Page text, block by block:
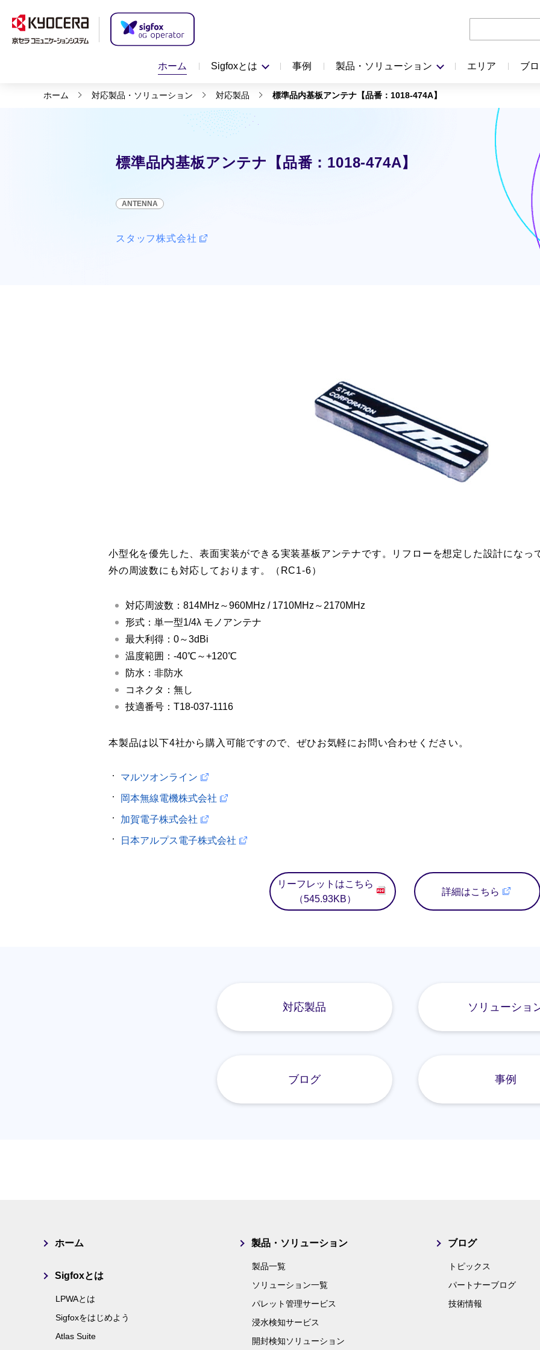
ホーム Sigfoxとは 事例 製品・ソリューション エリア ブ
ホーム 対応製品・ソリューション 対応製品 標準品内基板アンテナ【品番：1018-474A】
標準品内基板アンテナ【品番：1018-474A】
ANTENNA
スタッフ株式会社
小型化を優先した、表面実装ができる実装基板アンテナです。リフローを想定した設計になっ
外の周波数にも対応しております。（RC1-6）
対応周波数：814MHz～960MHz / 1710MHz～2170MHz
形式：単一型1/4λ モノアンテナ
最大利得：0～3dBi
温度範囲：-40℃～+120℃
防水：非防水
コネクタ：無し
技適番号：T18-037-1116
本製品は以下4社から購入可能ですので、ぜひお気軽にお問い合わせください。
マルツオンライン
岡本無線電機株式会社
加賀電子株式会社
日本アルプス電子株式会社
リーフレットはこちら
（545.93KB）
詳細はこちら
対応製品 ソリューショ
ブログ 事例
ホーム
Sigfoxとは
LPWAとは
Sigfoxをはじめよう
Atlas Suite
製品・ソリューション
製品一覧
ソリューション一覧
パレット管理サービス
浸水検知サービス
開封検知ソリューション
ブログ
トピックス
パートナーブログ
技術情報